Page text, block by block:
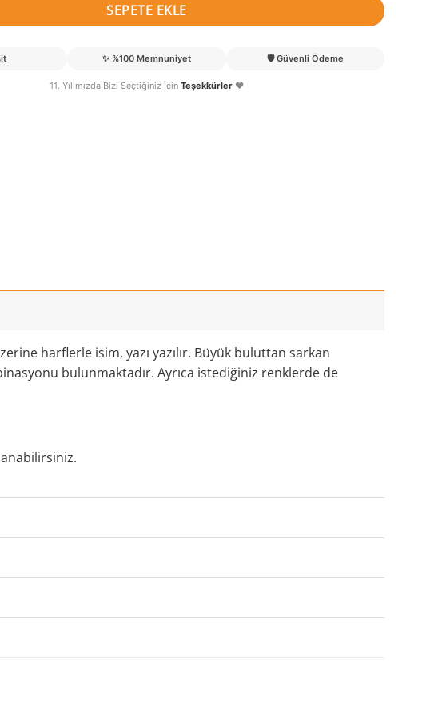
SEPETE EKLE
✨ %100 Memnuniyet 🛡️ Güvenli Ödeme
11. Yılımızda Bizi Seçtiğiniz İçin Teşekkürler ❤️
harflerle isim, yazı yazılır. Büyük buluttan sarkan
bulunmaktadır. Ayrıca istediğiniz renklerde de